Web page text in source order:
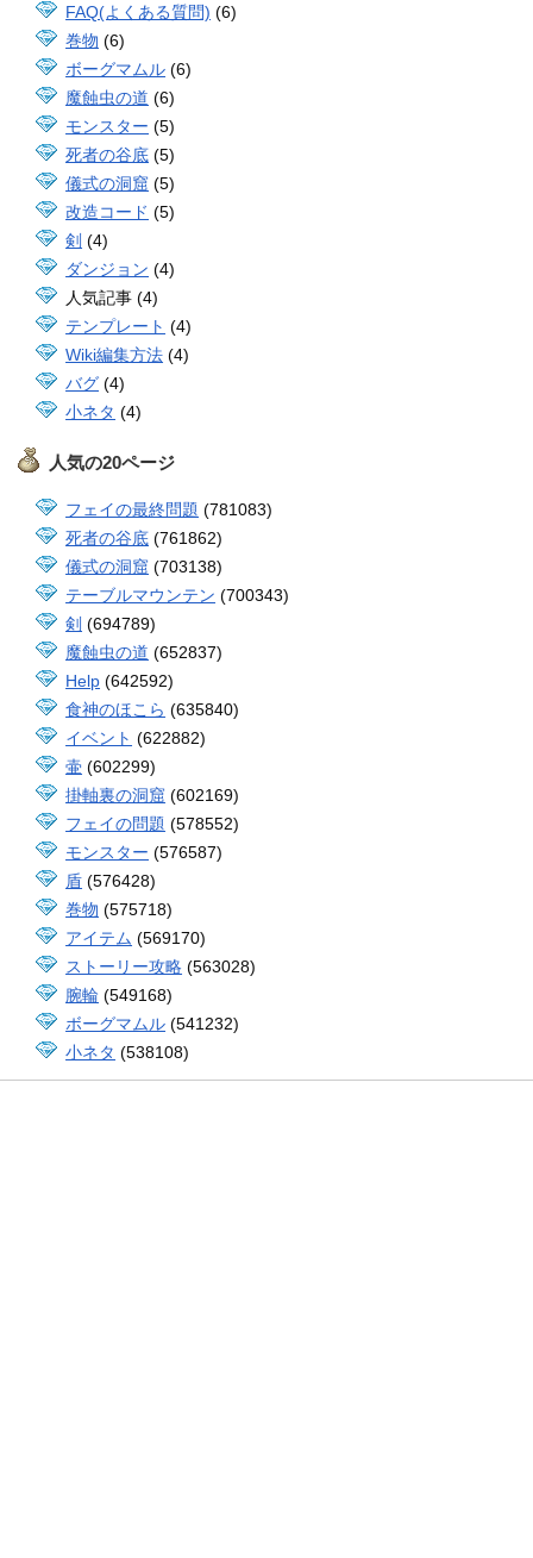
FAQ(よくある質問) (6)
巻物 (6)
ボーグマムル (6)
魔蝕虫の道 (6)
モンスター (5)
死者の谷底 (5)
儀式の洞窟 (5)
改造コード (5)
剣 (4)
ダンジョン (4)
人気記事 (4)
テンプレート (4)
Wiki編集方法 (4)
バグ (4)
小ネタ (4)
人気の20ページ
フェイの最終問題 (781083)
死者の谷底 (761862)
儀式の洞窟 (703138)
テーブルマウンテン (700343)
剣 (694789)
魔蝕虫の道 (652837)
Help (642592)
食神のほこら (635840)
イベント (622882)
壷 (602299)
掛軸裏の洞窟 (602169)
フェイの問題 (578552)
モンスター (576587)
盾 (576428)
巻物 (575718)
アイテム (569170)
ストーリー攻略 (563028)
腕輪 (549168)
ボーグマムル (541232)
小ネタ (538108)